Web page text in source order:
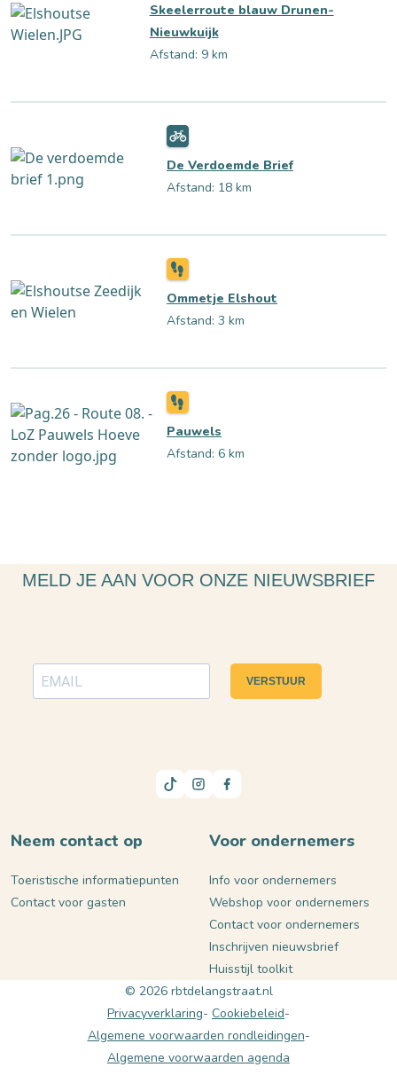
Skeelerroute blauw Drunen-
Nieuwkuijk
Afstand: 9 km
De Verdoemde Brief
Afstand: 18 km
Ommetje Elshout
Afstand: 3 km
Pauwels
Afstand: 6 km
MELD JE AAN VOOR ONZE NIEUWSBRIEF
VERSTUUR
Neem contact op
Toeristische informatiepunten
Contact voor gasten
Voor ondernemers
Info voor ondernemers
Webshop voor ondernemers
Contact voor ondernemers
Inschrijven nieuwsbrief
Huisstijl toolkit
© 2026 rbtdelangstraat.nl
Privacyverklaring Cookiebeleid
Algemene voorwaarden rondleidingen
Algemene voorwaarden agenda